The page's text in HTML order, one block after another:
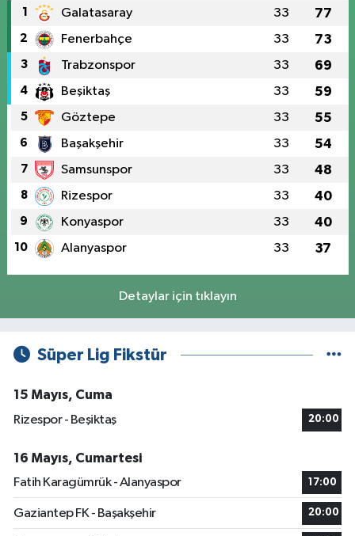
1 Galatasaray 33 77
2 Fenerbahçe 33 73
3 Trabzonspor 33 69
4 Beşiktaş 33 59
5 Göztepe 33 55
6 Başakşehir 33 54
7 Samsunspor 33 48
8 Rizespor 33 40
9 Konyaspor 33 40
10 Alanyaspor 33 37
Detaylar için tıklayın
Süper Lig Fikstür
15 Mayıs, Cuma
Rizespor - Beşiktaş
20:00
16 Mayıs, Cumartesi
Fatih Karagümrük - Alanyaspor
17:00
Gaziantep FK - Başakşehir 20:00